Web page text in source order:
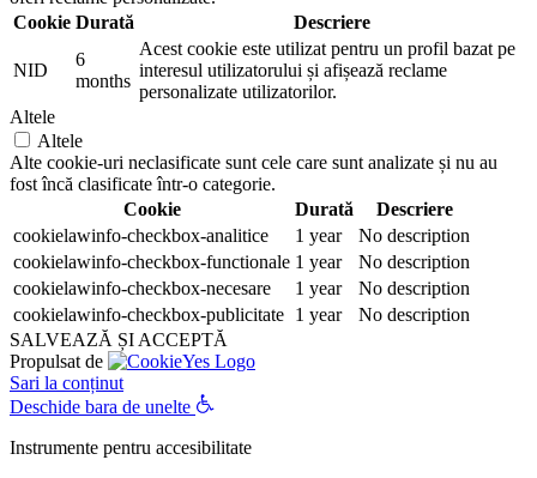
Cookie Durată Descriere
NID
6
months
Acest cookie este utilizat pentru un profil bazat pe
interesul utilizatorului și afișează reclame
personalizate utilizatorilor.
Altele
Altele
Alte cookie-uri neclasificate sunt cele care sunt analizate și nu au
fost încă clasificate într-o categorie.
Cookie
Durată
Descriere
cookielawinfo-checkbox-analitice
1 year
No description
cookielawinfo-checkbox-functionale 1 year
No description
cookielawinfo-checkbox-necesare
1 year
No description
cookielawinfo-checkbox-publicitate 1 year
No description
SALVEAZĂ ȘI ACCEPTĂ
Propulsat de
Sari la conținut
Deschide bara de unelte
Instrumente pentru accesibilitate